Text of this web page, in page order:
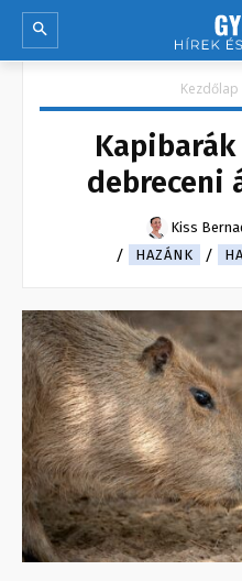
Kezdőlap
debreceni
Kiss
HAZÁNK